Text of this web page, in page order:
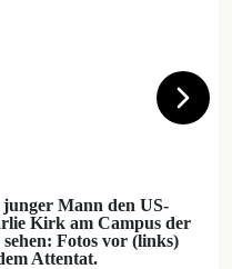
junger Mann den US-
Kirk am Campus der
Fotos vor (links)
Attentat.